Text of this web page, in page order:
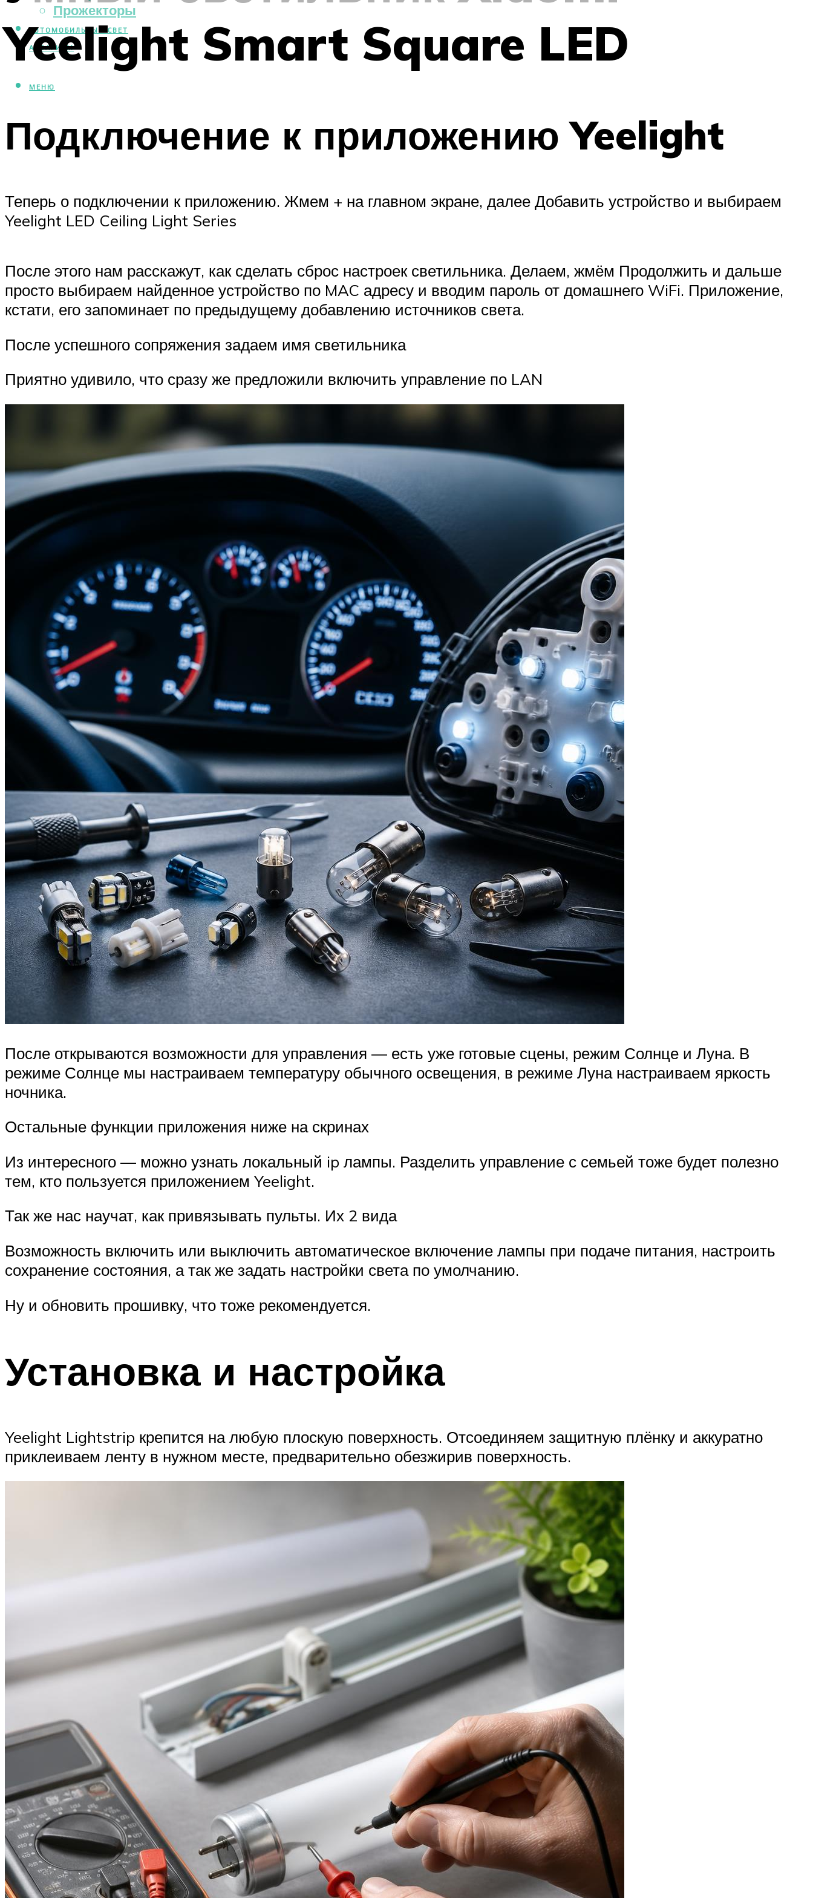
Прожекторы
АВТОМОБИЛЬНЫЙ СВЕТ
АКВАРИУМ
МЕНЮ
Yeelight Smart Square LED
Подключение к приложению Yeelight
Теперь о подключении к приложению. Жмем + на главном экране, далее Добавить устройство и выбираем
Yeelight LED Ceiling Light Series
После этого нам расскажут, как сделать сброс настроек светильника. Делаем, жмём Продолжить и дальше
просто выбираем найденное устройство по MAC адресу и вводим пароль от домашнего WiFi. Приложение,
кстати, его запоминает по предыдущему добавлению источников света.
После успешного сопряжения задаем имя светильника
Приятно удивило, что сразу же предложили включить управление по LAN
После открываются возможности для управления — есть уже готовые сцены, режим Солнце и Луна. В
режиме Солнце мы настраиваем температуру обычного освещения, в режиме Луна настраиваем яркость
ночника.
Остальные функции приложения ниже на скринах
Из интересного — можно узнать локальный ip лампы. Разделить управление с семьей тоже будет полезно
тем, кто пользуется приложением Yeelight.
Так же нас научат, как привязывать пульты. Их 2 вида
Возможность включить или выключить автоматическое включение лампы при подаче питания, настроить
сохранение состояния, а так же задать настройки света по умолчанию.
Ну и обновить прошивку, что тоже рекомендуется.
Установка и настройка
Yeelight Lightstrip крепится на любую плоскую поверхность. Отсоединяем защитную плёнку и аккуратно
приклеиваем ленту в нужном месте, предварительно обезжирив поверхность.